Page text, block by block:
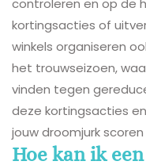
controleren en op de
kortingsacties of
winkels organiseren
het trouwseizoen,
vinden tegen
deze kortingsacties
jouw droomjurk
Hoe kan ik